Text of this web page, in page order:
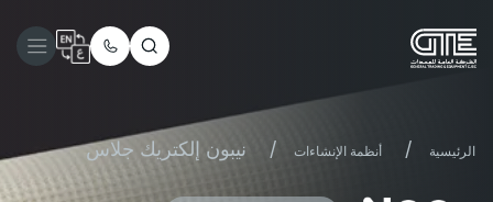
الرئيسية / أنظمة الإنشاءات / نيبون إلكتريك جلاس